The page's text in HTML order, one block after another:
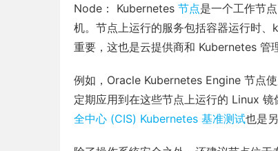
Node： Kubernetes 节点是一个工作节
机。节点上运行的服务包括容器运行时
重要，这也是云提供商和 Kubernetes 管
例如，Oracle Kubernetes Engine 节点
定期应用到在这些节点上运行的 Linux
全中心 (CIS) Kubernetes 基准测试也是